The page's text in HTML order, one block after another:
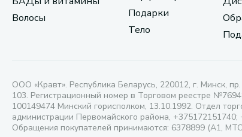
Волосы
Подарки
Тело
ООО «Кравт». Республика Беларусь, 220012, г. Минск,
103. Регистрационный номер в Торговом реестре
100149474 Минский горисполком, 13.10.1992. Отдел
администрации Первомайского района, +375172151740;
Обращения покупателей принимаются: 6378899 (А1,